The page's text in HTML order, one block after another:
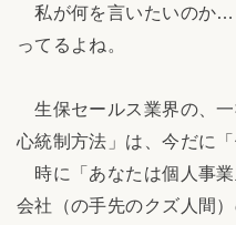
私が何を言いたいのか
ってるよね。
生保セールス業界の、
心統制方法」は、今だに
時に「あなたは個人事業
会社（の手先のクズ人間